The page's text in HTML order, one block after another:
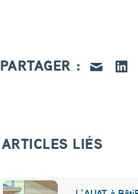
r
o
PARTAGER :
ARTICLES LIÉS